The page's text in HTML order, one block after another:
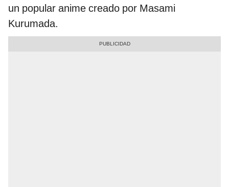
un popular anime creado por Masami
Kurumada.